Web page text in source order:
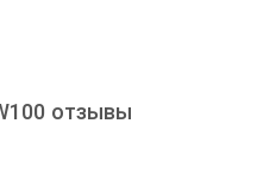
отзывы